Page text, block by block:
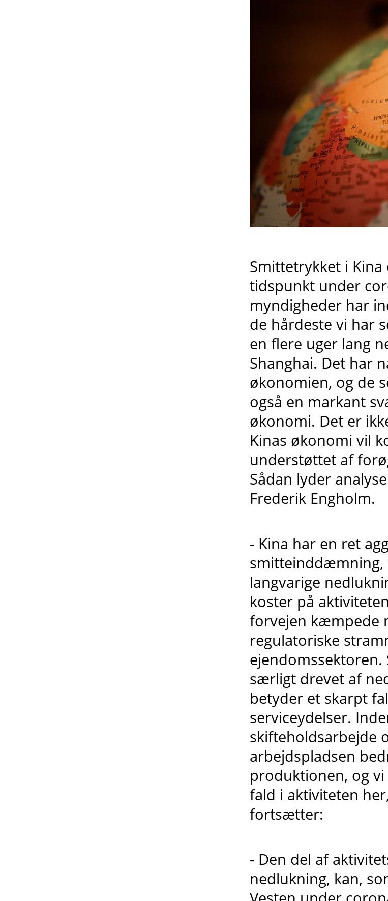
Smittetrykket i
tidspunkt under
myndigheder har
de hårdeste vi har
en flere uger lang
Shanghai. Det har
økonomien, og de
også en markant
økonomi. Det er
Kinas økonomi vil
understøttet af
Sådan lyder
Frederik Engholm.
- Kina har en ret
smitteinddæmning,
langvarige
koster på
forvejen kæmpede
regulatoriske
særligt drevet af
betyder et skarpt
serviceydelser.
skifteholdsarbejde
arbejdspladsen
produktionen, og
fald i aktiviteten
fortsætter:
- Den del af
nedlukning, kan,